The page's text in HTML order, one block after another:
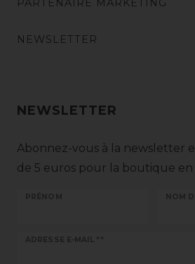
PARTENAIRE MARKETING
NEWSLETTER
NEWSLETTER
Abonnez-vous à la newsletter
de 5 euros pour la boutique en
PRÉNOM NOM
ADRESSE E-MAIL **